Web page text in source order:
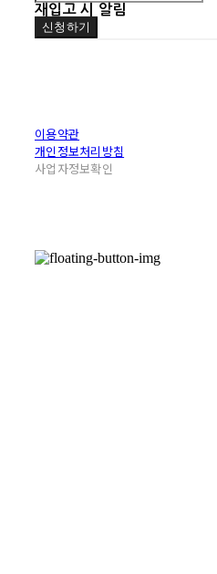
재입고 시 알림
신청하기
이용약관
개인정보처리방침
사업자정보확인